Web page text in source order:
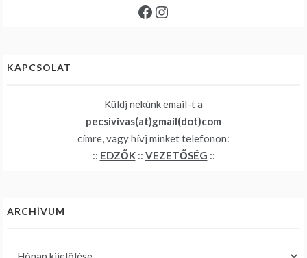
Facebook
Instagram
KAPCSOLAT
Küldj nekünk email-t a
pecsivivas(at)gmail(dot)com
címre, vagy hívj minket telefonon:
:: EDZŐK:: VEZETŐSÉG ::
ARCHÍVUM